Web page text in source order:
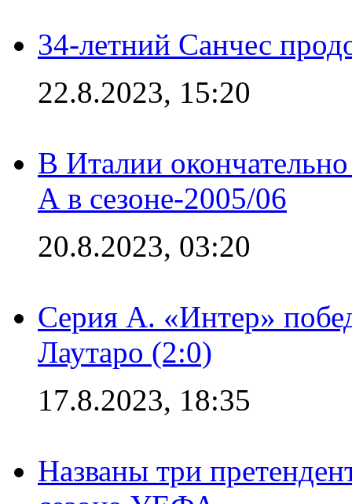
34-летний Санчес
22.8.2023, 15:20
В Италии
А в сезоне-2005/06
20.8.2023, 03:20
Серия А. «Интер»
Лаутаро (2:0)
17.8.2023, 18:35
Названы три